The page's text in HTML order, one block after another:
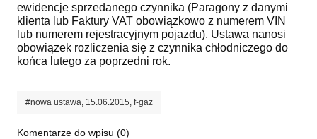
ewidencje sprzedanego czynnika (Paragony z danymi
klienta lub Faktury VAT obowiązkowo z numerem VIN
lub numerem rejestracyjnym pojazdu). Ustawa nanosi
obowiązek rozliczenia się z czynnika chłodniczego do
końca lutego za poprzedni rok.
#nowa ustawa, 15.06.2015, f-gaz
Komentarze do wpisu (0)